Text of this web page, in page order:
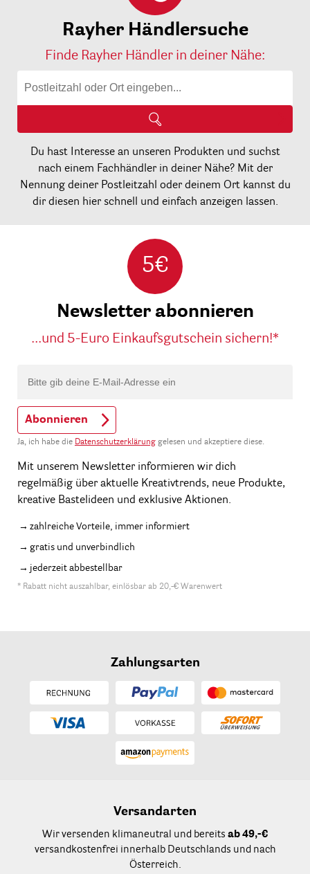
Rayher Händlersuche
Finde Rayher Händler in deiner Nähe:
Du hast Interesse an unseren Produkten und suchst
nach einem Fachhändler in deiner Nähe? Mit der
Nennung deiner Postleitzahl oder deinem Ort kannst du
dir diesen hier schnell und einfach anzeigen lassen.
5€
Newsletter abonnieren
...und 5-Euro Einkaufsgutschein sichern!*
Abonnieren
Ja, ich habe die Datenschutzerklärung gelesen und akzeptiere diese.
Mit unserem Newsletter informieren wir dich
regelmäßig über aktuelle Kreativtrends, neue Produkte,
kreative Bastelideen und exklusive Aktionen.
zahlreiche Vorteile, immer informiert
gratis und unverbindlich
jederzeit abbestellbar
* Rabatt nicht auszahlbar, einlösbar ab 20,-€ Warenwert
Zahlungsarten
Versandarten
Wir versenden klimaneutral und bereits ab 49,-€
versandkostenfrei innerhalb Deutschlands und nach
Österreich.